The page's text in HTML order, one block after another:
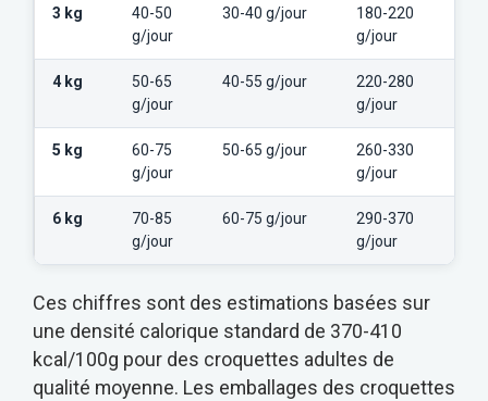
3 kg
40-50
g/jour
30-40 g/jour
180-220
g/jour
4 kg
50-65
g/jour
40-55 g/jour
220-280
g/jour
5 kg
60-75
g/jour
50-65 g/jour
260-330
g/jour
6 kg
70-85
g/jour
60-75 g/jour
290-370
g/jour
Ces chiffres sont des estimations basées sur
une densité calorique standard de 370-410
kcal/100g pour des croquettes adultes de
qualité moyenne. Les emballages des croquettes